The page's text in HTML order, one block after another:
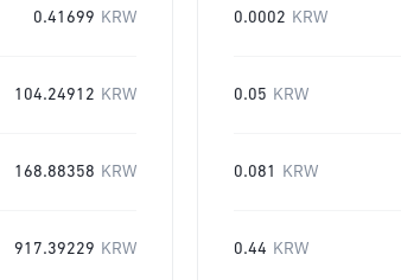
0.41699 KRW
104.24912 KRW
168.88358 KRW
917.39229 KRW
0.0002 KRW
0.05 KRW
0.081 KRW
0.44 KRW